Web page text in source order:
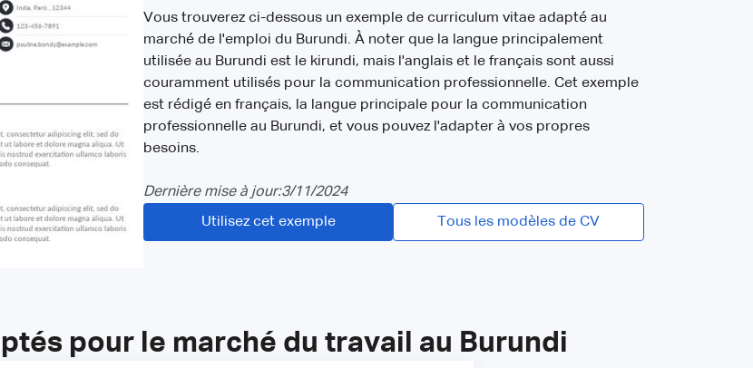
Vous trouverez ci-dessous un exemple de curriculum vitae adapté au
marché de l'emploi du Burundi. À noter que la langue principalement
utilisée au Burundi est le kirundi, mais l'anglais et le français sont aussi
couramment utilisés pour la communication professionnelle. Cet exemple
est rédigé en français, la langue principale pour la communication
professionnelle au Burundi, et vous pouvez l'adapter à vos propres
besoins.
Dernière mise à jour:3/11/2024
Utilisez cet exemple Tous les modèles de CV
pour le marché du travail au Burundi